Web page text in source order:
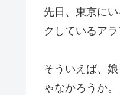
先日、東京に
クしているアラ
そういえば、
ゃなかろうか。